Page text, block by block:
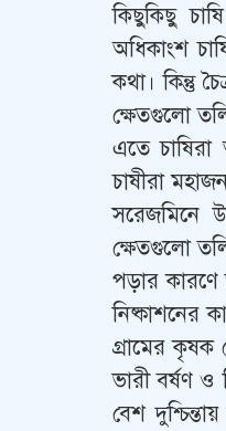
কিছুকিছু
অধিকাংশ
কথা। কিন্তু
ক্ষেতগুলো
এতে
চাষীরা
সরেজমিনে
ক্ষেতগুলো
পড়ার কারণে
নিষ্কাশনের
গ্রামের
ভারী বর্ষণ
বেশ